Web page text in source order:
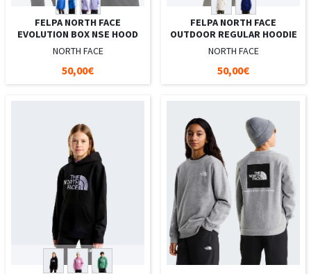
FELPA NORTH FACE
EVOLUTION BOX NSE HOOD
NORTH FACE
50,00€
FELPA NORTH FACE
OUTDOOR REGULAR HOODIE
NORTH FACE
50,00€